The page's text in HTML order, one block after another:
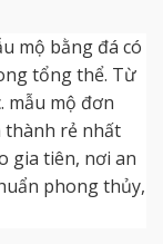
mộ bằng đá có
tổng thể. Từ
mẫu mộ đơn
thành rẻ nhất
gia tiên, nơi an
phong thủy,